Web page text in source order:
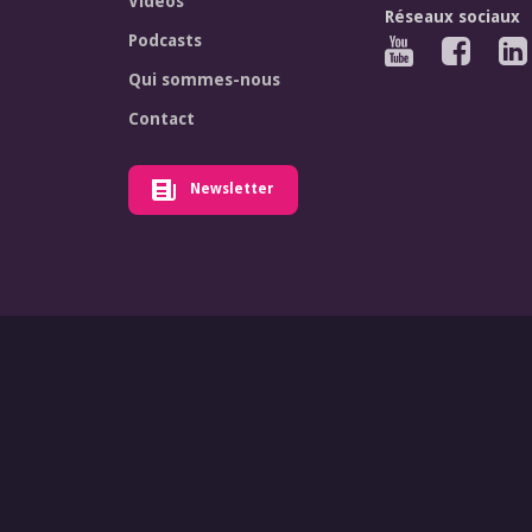
Podcasts
Qui sommes-nous
Contact
Newsletter
Réseaux sociaux